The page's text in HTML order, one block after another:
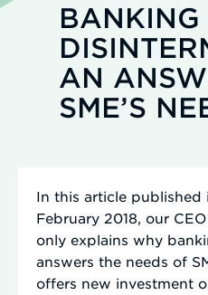
BANKING
AN
SME’S
In this article published
February 2018, our
only explains why
answers the needs of
offers new investment